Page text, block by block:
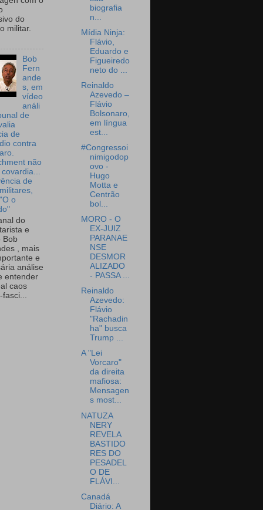
do
militar.
Bob
Fern
ande
s, em
vídeo
análi
de
de
contra
não
de
o
do
e
Bob
, mais
e
análise
entender
caos
biografia
n...
Mídia Ninja:
Flávio,
Eduardo e
Figueiredo
neto do ...
Reinaldo
Azevedo –
Flávio
Bolsonaro,
em língua
est...
#Congressoi
nimigodop
ovo -
Hugo
Motta e
Centrão
bol...
MORO - O
EX-JUIZ
PARANAE
NSE
DESMOR
ALIZADO
- PASSA ...
Reinaldo
Azevedo:
Flávio
"Rachadin
ha" busca
Trump ...
A "Lei
Vorcaro"
da direita
mafiosa:
Mensagen
s most...
NATUZA
NERY
REVELA
BASTIDO
RES DO
PESADEL
O DE
FLÁVI...
Canadá
Diário: A